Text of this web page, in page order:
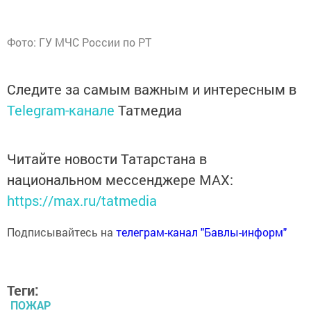
Фото: ГУ МЧС России по РТ
Следите за самым важным и интересным в
Telegram-канале Татмедиа
Читайте новости Татарстана в
национальном мессенджере MАХ:
https://max.ru/tatmedia
Подписывайтесь на телеграм-канал "Бавлы-информ"
Теги:
ПОЖАР